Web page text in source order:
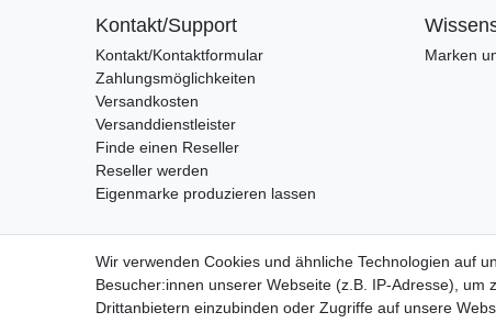
Kontakt/Support
Kontakt/Kontaktformular
Zahlungsmöglichkeiten
Versandkosten
Versanddienstleister
Finde einen Reseller
Reseller werden
Eigenmarke produzieren lassen
Marken
Wir verwenden Cookies und ähnliche Technologien auf
Besucher:innen unserer Webseite (z.B. IP-Adresse),
Drittanbietern einzubinden oder Zugriffe auf unsere